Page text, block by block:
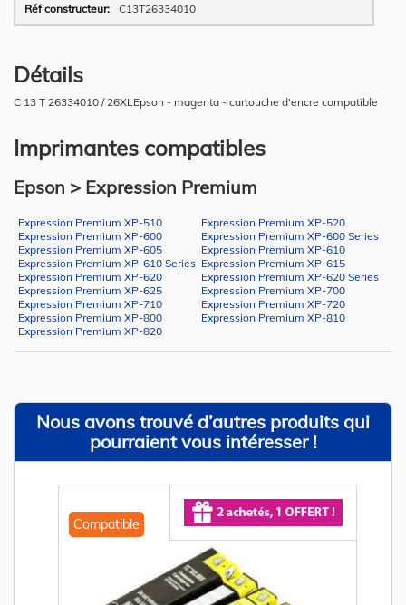
C13T26334010
Détails
C 13 T 26334010 / 26XLEpson - magenta - cartouche d'encre compatible
Imprimantes compatibles
Epson > Expression Premium
Expression Premium XP-510
Expression Premium XP-520
Expression Premium XP-600
Expression Premium XP-600 Series
Expression Premium XP-605
Expression Premium XP-610
Expression Premium XP-610 Series Expression Premium XP-615
Expression Premium XP-620
Expression Premium XP-620 Series
Expression Premium XP-625
Expression Premium XP-700
Expression Premium XP-710
Expression Premium XP-720
Expression Premium XP-800
Expression Premium XP-810
Expression Premium XP-820
Nous avons trouvé d’autres produits qui
pourraient vous intéresser !
Compatible